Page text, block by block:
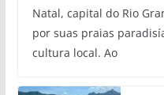
Natal, capital do Rio
por suas praias
cultura local. Ao